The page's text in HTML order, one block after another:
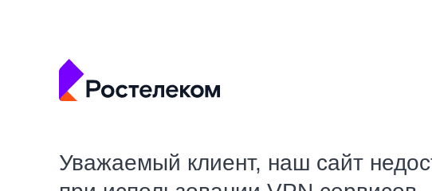
Уважаемый клиент, наш сайт